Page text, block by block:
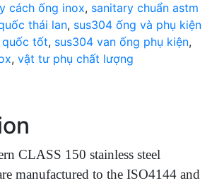
cách ống inox, sanitary chuẩn astm
thái lan, sus304 ống và phụ kiện
quốc tốt, sus304 van ống phụ kiện,
, vật tư phụ chất lượng
CLASS 150 stainless steel
manufactured to the ISO4144 and